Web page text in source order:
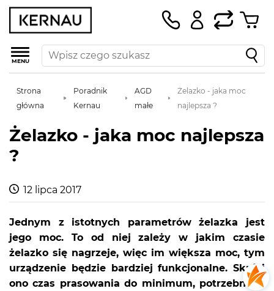
MENU
Strona
główna
Poradnik
Kernau
AGD
małe
Żelazko - jaka moc
najlepsza ?
Żelazko - jaka moc najlepsza
?
12 lipca 2017
Jednym z istotnych parametrów żelazka jest
jego moc. To od niej zależy w jakim czasie
żelazko się nagrzeje, więc im większa moc, tym
urządzenie będzie bardziej funkcjonalne. Skróci
ono czas prasowania do minimum, potrzebnego